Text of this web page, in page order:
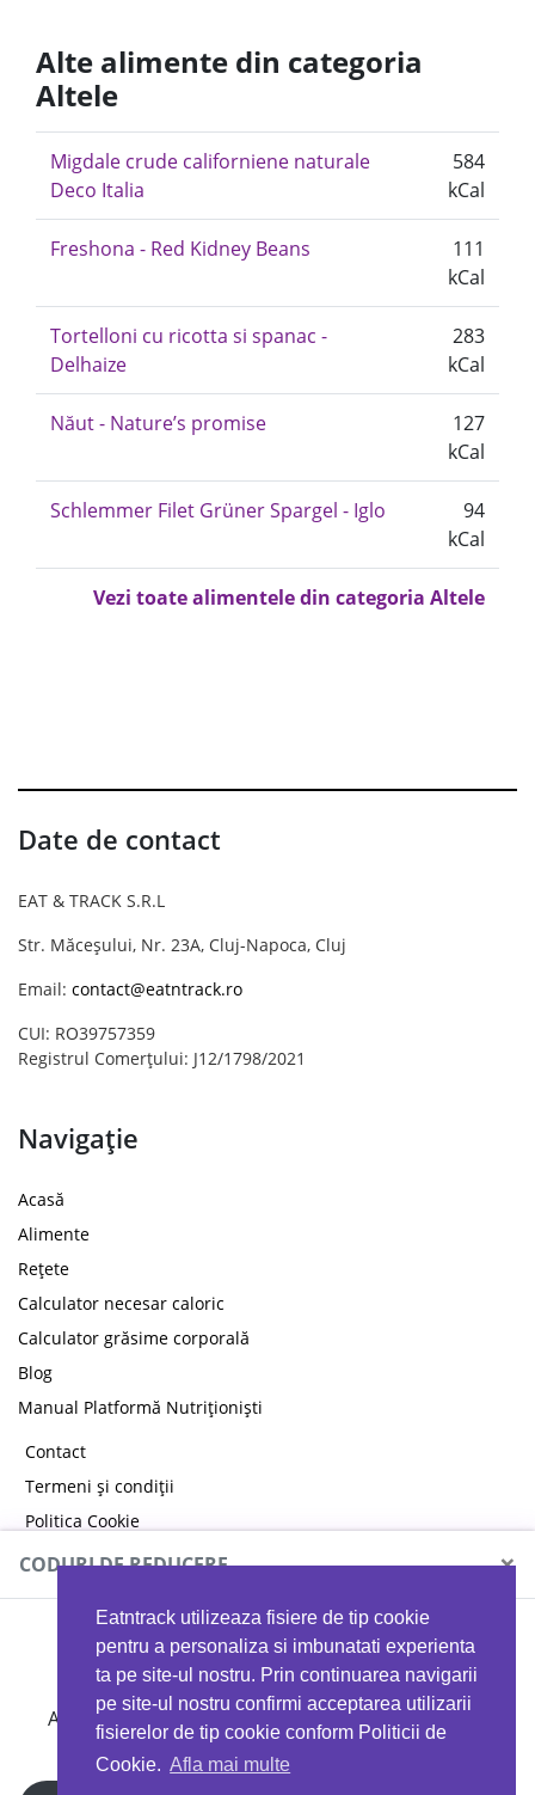
Eatntrack utilizeaza fisiere de tip cookie
pentru a personaliza si imbunatati experienta
ta pe site-ul nostru. Prin continuarea navigarii
pe site-ul nostru confirmi acceptarea utilizarii
fisierelor de tip cookie conform Politicii de
Cookie. Afla mai multe
Alte alimente din categoria
Altele
Migdale crude californiene naturale
Deco Italia
584
kCal
Freshona - Red Kidney Beans
111
kCal
Tortelloni cu ricotta si spanac -
Delhaize
283
kCal
Năut - Nature’s promise
127
kCal
Schlemmer Filet Grüner Spargel - Iglo
94
kCal
Vezi toate alimentele din categoria Altele
Date de contact
EAT & TRACK S.R.L
Str. Măceșului, Nr. 23A, Cluj-Napoca, Cluj
Email: contact@eatntrack.ro
CUI: RO39757359
Registrul Comerțului: J12/1798/2021
Navigație
Acasă
Alimente
Rețete
Calculator necesar caloric
Calculator grăsime corporală
Blog
Manual Platformă Nutriționiști
Contact
Termeni și condiții
Politica Cookie
Politica de confidențialitate
CODURI DE REDUCERE ×
MYPROTEIN
Ai 40%reducere la orice comandă folosind codul
EATTRACK